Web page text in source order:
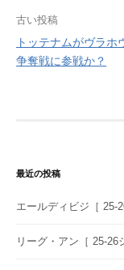
投
稿
ョ
ン
古い投稿
トッテナムがヴラホ
争奪戦に参戦か？
最近の投稿
エールディビジ［ 25-
リーグ・アン［ 25-